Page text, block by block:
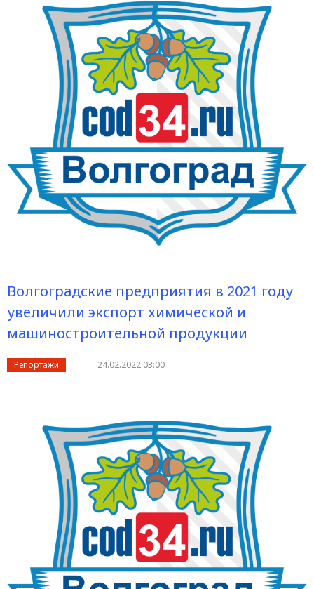
Волгоградские предприятия в 2021 году
увеличили экспорт химической и
машиностроительной продукции
Репортажи 24.02.2022 03:00